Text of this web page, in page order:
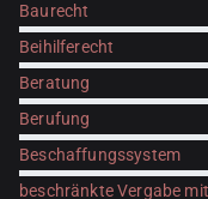
Baurecht
Beihilferecht
Beratung
Berufung
Beschaffungssystem
beschränkte Vergabe